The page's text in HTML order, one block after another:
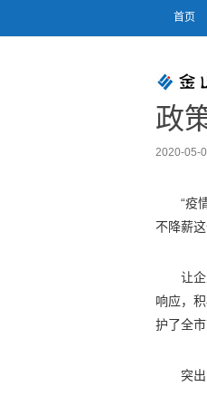
首页
政
2020-05-
“疫
不降薪
让
响应，
护了全
突